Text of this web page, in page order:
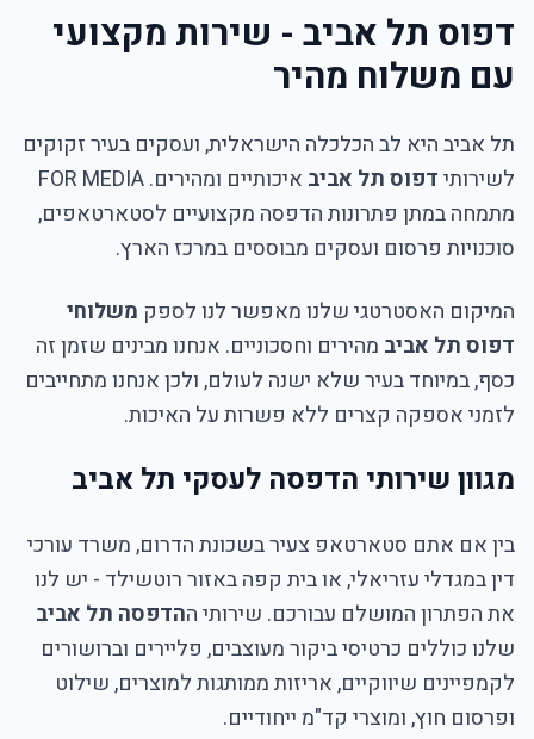
דפוס תל אביב - שירות מקצועי
עם משלוח מהיר
תל אביב היא לב הכלכלה הישראלית, ועסקים בעיר זקוקים
לשירותידפוס תל אביב
איכותיים ומהירים. FOR MEDIA
מתמחה במתן פתרונות הדפסה מקצועיים לסטארטאפים,
סוכנויות פרסום ועסקים מבוססים במרכז הארץ.
המיקום האסטרטגי שלנו מאפשר לנו לספקמשלוחי
דפוס תל אביבמהירים וחסכוניים. אנחנו מבינים שזמן זה
כסף, במיוחד בעיר שלא ישנה לעולם, ולכן אנחנו מתחייבים
לזמני אספקה קצרים ללא פשרות על האיכות.
מגוון שירותי הדפסה לעסקי תל אביב
בין אם אתם סטארטאפ צעיר בשכונת הדרום, משרד עורכי
דין במגדלי עזריאלי, או בית קפה באזור רוטשילד - יש לנו
את הפתרון המושלם עבורכם. שירותי ההדפסה תל אביב
שלנו כוללים כרטיסי ביקור מעוצבים, פליירים וברושורים
לקמפיינים שיווקיים, אריזות ממותגות למוצרים, שילוט
ופרסום חוץ, ומוצרי קד"מ ייחודיים.